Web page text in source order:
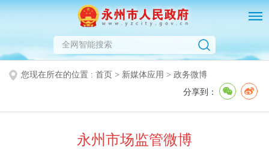
您现在所在的位置 : 首页 > 新媒体应用 > 政务微博
分享到：
永州市场监管微博